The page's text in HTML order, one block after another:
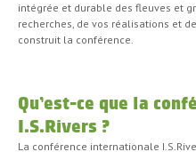
intégrée et durable des fleuves et
recherches, de vos réalisations et
construit la conférence.
Qu’est-ce que la
I.S.Rivers ?
La conférence internationale